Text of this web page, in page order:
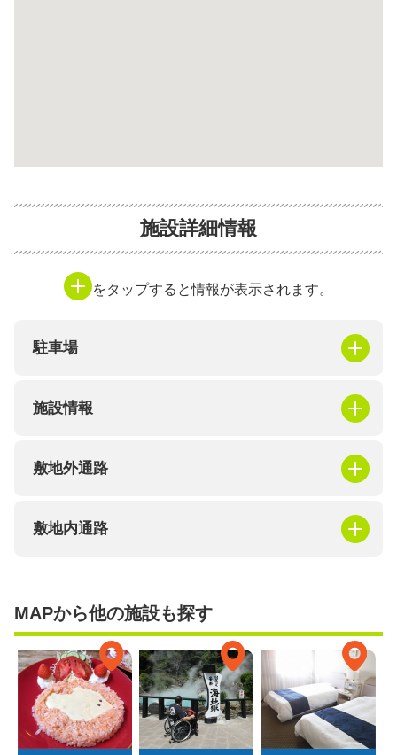
施設詳細情報
をタップすると情報が表示されます。
駐車場
施設情報
敷地外通路
敷地内通路
MAPから他の施設も探す